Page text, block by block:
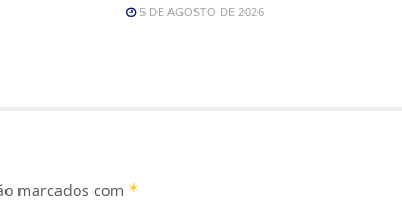
5 DE AGOSTO DE 2026
marcados com *